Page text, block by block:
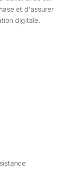
et d'assurer
digitale.